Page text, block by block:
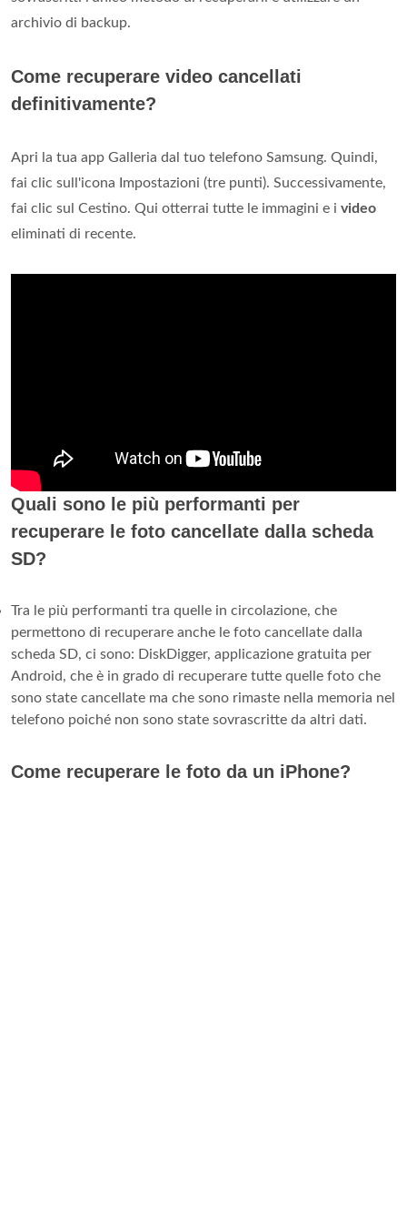
archivio di backup.
Come recuperare video cancellati
definitivamente?
Apri la tua app Galleria dal tuo telefono Samsung. Quindi,
fai clic sull'icona Impostazioni (tre punti). Successivamente,
fai clic sul Cestino. Qui otterrai tutte le immagini e i video
eliminati di recente.
Quali sono le più performanti per
recuperare le foto cancellate dalla scheda
SD?
Tra le più performanti tra quelle in circolazione, che
permettono di recuperare anche le foto cancellate dalla
scheda SD, ci sono: DiskDigger, applicazione gratuita per
Android, che è in grado di recuperare tutte quelle foto che
sono state cancellate ma che sono rimaste nella memoria nel
telefono poiché non sono state sovrascritte da altri dati.
Come recuperare le foto da un iPhone?